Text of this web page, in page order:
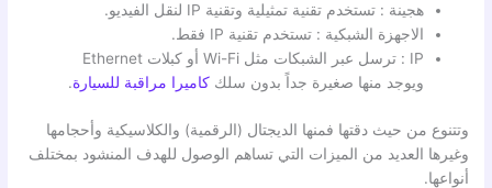
هجينة : تستخدم تقنية تمثيلية وتقنية IP لنقل الفيديو.
الاجهزة الشبكية : تستخدم تقنية IP فقط.
IP : ترسل عبر الشبكات مثل Wi-Fi أو كبلات Ethernet
ويوجد منها صغيرة جداً بدون سلككاميرا مراقبة للسيارة.
وتتنوع من حيث دقتها فمنها الديجتال (الرقمية) والكلاسيكية وأحجامها
وغيرها العديد من الميزات التي تساهم الوصول للهدف المنشود بمختلف
أنواعها.